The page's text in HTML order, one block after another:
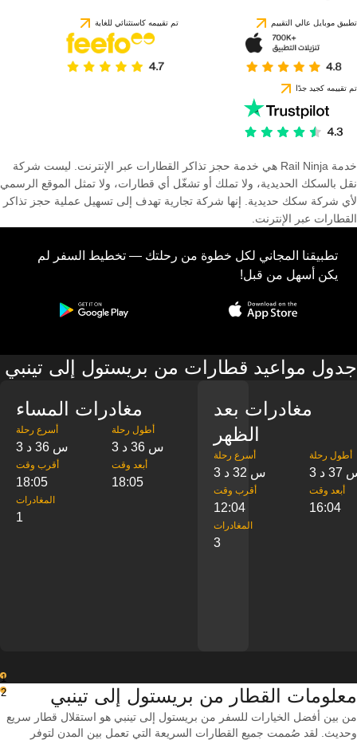
تطبيق موبايل عالي التقييم تم تقييمه كاستثنائي للغاية
تم تقييمه كجيد جدًا
خدمة Rail Ninja هي خدمة حجز تذاكر القطارات عبر الإنترنت. ليست شركة
نقل بالسكك الحديدية، ولا تملك أو تشغّل أي قطارات، ولا تمثل الموقع الرسمي
لأي شركة سكك حديدية. إنها شركة تجارية تهدف إلى تسهيل عملية حجز تذاكر
القطارات عبر الإنترنت.
تطبيقنا المجاني لكل خطوة من رحلتك — تخطيط السفر لم
يكن أسهل من قبل!
جدول مواعيد قطارات من بريستول إلى تينبي
مغادرات المساء
‎أسرع رحلة
3 س 36 د
‎أطول رحلة
3 س 36 د
‎أقرب وقت
18:05
‎أبعد وقت
18:05
‎المغادرات
1
مغادرات بعد
الظهر
‎أسرع رحلة
3 س 32 د
‎أطول رحلة
37 د
‎أقرب وقت
12:04
‎أبعد وقت
16:04
‎المغادرات
3
1
2
معلومات القطار من ‎بريستول إلى ‎تينبي
من بين أفضل الخيارات للسفر من بريستول إلى تينبي هو استقلال قطار سريع
وحديث. لقد صُممت جميع القطارات السريعة التي تعمل بين المدن لتوفر